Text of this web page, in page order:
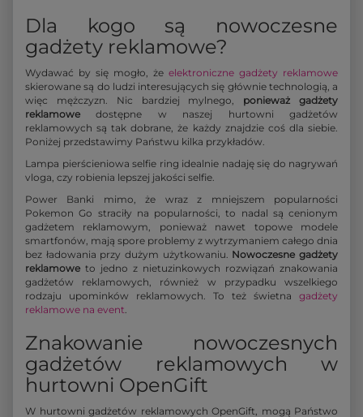
Dla kogo są nowoczesne
gadżety reklamowe?
Wydawać by się mogło, że elektroniczne gadżety reklamowe
skierowane są do ludzi interesujących się głównie technologią, a
więc mężczyzn. Nic bardziej mylnego, ponieważ gadżety
reklamowe dostępne w naszej hurtowni gadżetów
reklamowych są tak dobrane, że każdy znajdzie coś dla siebie.
Poniżej przedstawimy Państwu kilka przykładów.
Lampa pierścieniowa selfie ring idealnie nadaję się do nagrywań
vloga, czy robienia lepszej jakości selfie.
Power Banki mimo, że wraz z mniejszem popularności
Pokemon Go straciły na popularności, to nadal są cenionym
gadżetem reklamowym, ponieważ nawet topowe modele
smartfonów, mają spore problemy z wytrzymaniem całego dnia
bez ładowania przy dużym użytkowaniu. Nowoczesne gadżety
reklamowe to jedno z nietuzinkowych rozwiązań znakowania
gadżetów reklamowych, również w przypadku wszelkiego
rodzaju upominków reklamowych. To też świetna gadżety
reklamowe na event.
Znakowanie nowoczesnych
gadżetów reklamowych w
hurtowni OpenGift
W hurtowni gadżetów reklamowych OpenGift, mogą Państwo